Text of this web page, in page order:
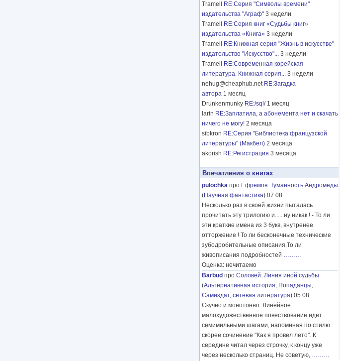
Tramell
RE:Серия "Символы времени"
издательства "Аграф" 3 недели
Tramell
RE:Серия книг «Судьбы книг»
издательства «Книга» 3 недели
Tramell
RE:Книжная серия "Жизнь в искусстве"
издательство "Искусство"... 3 недели
Tramell
RE:Современная корейская
литература. Книжная серия... 3 недели
nehug@cheaphub.net RE:Загадка
автора 1 месяц
Drunkenmunky RE:/sql/ 1 месяц
larin RE:Заплатила, а абонемента нет и скачать
ничего не могу! 2 месяца
sibkron RE:Серия "Библиотека французской
литературы" (Макбел) 2 месяца
akorish RE:Регистрация 3 месяца
Впечатления о книгах
pulochka про Ефремов: Туманность Андромеды
(Научная фантастика) 07 08
Несколько раз в своей жизни пыталась
прочитать эту трилогию и......ну никак.! - То ли
эти краткие имена из 3 букв, внутренее
отторжение ! То ли бесконечные технические
зубодробительные описания.То ли
живописания подробностей ………
Оценка: нечитаемо
Barbud про Соловей: Линия иной судьбы
(Альтернативная история, Попаданцы,
Самиздат, сетевая литература) 05 08
Скучно и монотонно. Линейное
малохудожественное повествование идет
семимильными шагами, напоминая по стилю
скорее сочинение "Как я провел лето". К
середине читал через строчку, к концу уже
через несколько страниц. Не советую, ………